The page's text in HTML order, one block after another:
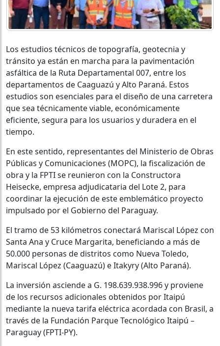
Los estudios técnicos de topografía, geotecnia y
tránsito ya están en marcha para la pavimentación
asfáltica de la Ruta Departamental 007, entre los
departamentos de Caaguazú y Alto Paraná. Estos
estudios son esenciales para el diseño de una carretera
que sea técnicamente viable, económicamente
eficiente, segura para los usuarios y duradera en el
tiempo.
En este sentido, representantes del Ministerio de Obras
Públicas y Comunicaciones (MOPC), la fiscalización de
obra y la FPTI se reunieron con la Constructora
Heisecke, empresa adjudicataria del Lote 2, para
coordinar la ejecución de este emblemático proyecto
impulsado por el Gobierno del Paraguay.
El tramo de 53 kilómetros conectará Mariscal López con
Santa Ana y Cruce Margarita, beneficiando a más de
50.000 personas de distritos como Nueva Toledo,
Mariscal López (Caaguazú) e Itakyry (Alto Paraná).
La inversión asciende a G. 198.639.938.996 y proviene
de los recursos adicionales obtenidos por Itaipú
mediante la nueva tarifa eléctrica acordada con Brasil, a
través de la Fundación Parque Tecnológico Itaipú –
Paraguay (FPTI-PY).